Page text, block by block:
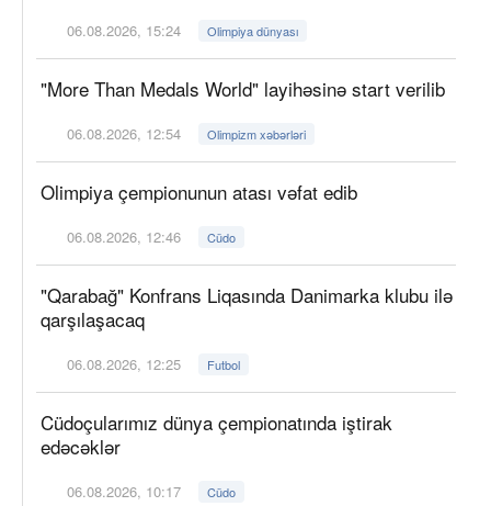
06.08.2026, 15:24 Olimpiya dünyası
"More Than Medals World" layihəsinə start verilib
06.08.2026, 12:54 Olimpizm xəbərləri
Olimpiya çempionunun atası vəfat edib
06.08.2026, 12:46 Cüdo
"Qarabağ" Konfrans Liqasında Danimarka klubu ilə
qarşılaşacaq
06.08.2026, 12:25 Futbol
Cüdoçularımız dünya çempionatında iştirak
edəcəklər
06.08.2026, 10:17 Cüdo